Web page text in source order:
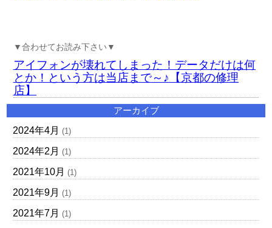
▼合わせてお読み下さい▼
アイフォンが壊れてしまった！データだけは何
とか！という方は当店まで～♪【京都の修理
店】
アーカイブ
2024年4月 (1)
2024年2月 (1)
2021年10月 (1)
2021年9月 (1)
2021年7月 (1)